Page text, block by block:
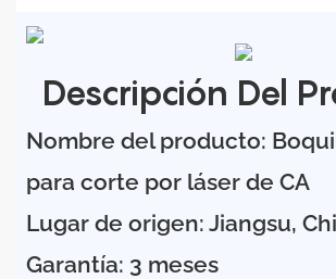
Descripción Del
Nombre del producto:
para corte por láser de CA
Lugar de origen: Jiangsu,
Garantía: 3 meses